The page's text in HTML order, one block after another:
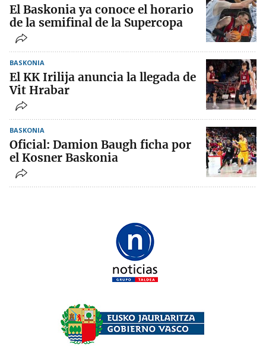
El Baskonia ya conoce el horario
de la semifinal de la Supercopa
BASKONIA
El KK Irilija anuncia la llegada de
Vit Hrabar
BASKONIA
Oficial: Damion Baugh ficha por
el Kosner Baskonia